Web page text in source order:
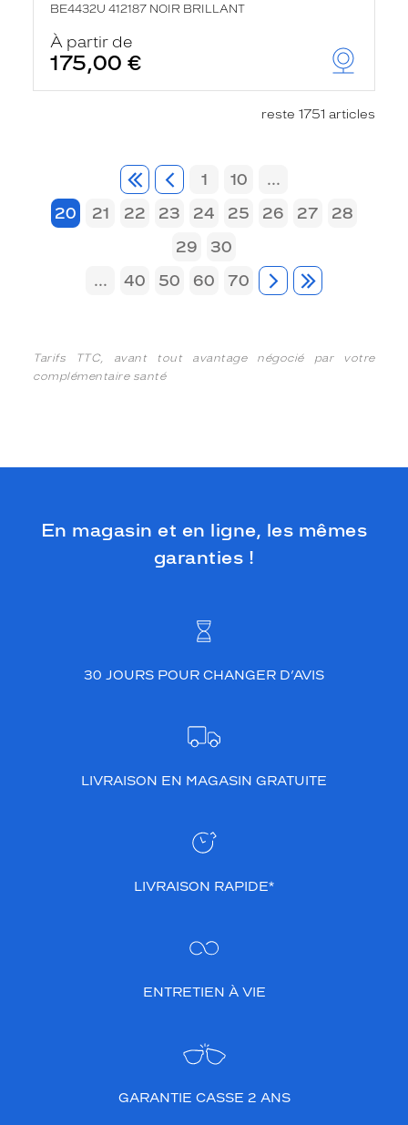
BE4432U 412187 NOIR BRILLANT
À partir de
175,00 €
reste 1751 articles
1 10
...
20
21 22 23 24 25 26 27
28
29
30
...
40 50 60 70
Tarifs TTC, avant tout avantage négocié par votre
complémentaire santé
En magasin et en ligne, les mêmes
garanties !
30 JOURS POUR CHANGER D’AVIS
LIVRAISON EN MAGASIN GRATUITE
LIVRAISON RAPIDE*
ENTRETIEN À VIE
GARANTIE CASSE 2 ANS